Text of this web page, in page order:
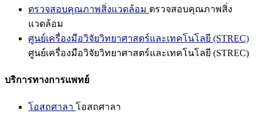
ตรวจสอบคุณภาพสิ่งแวดล้อม ตรวจสอบคุณภาพสิ่ง
แวดล้อม
ศูนย์เครื่องมือวิจัยวิทยาศาสตร์และเทคโนโลยี (STREC)
ศูนย์เครื่องมือวิจัยวิทยาศาสตร์และเทคโนโลยี (STREC)
บริการทางการแพทย์
โอสถศาลา โอสถศาลา